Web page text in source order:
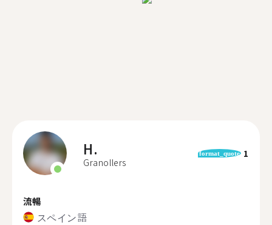
H.
Granollers
format_quote 1
流暢
スペイン語